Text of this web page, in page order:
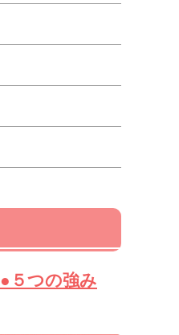
●５つの強み